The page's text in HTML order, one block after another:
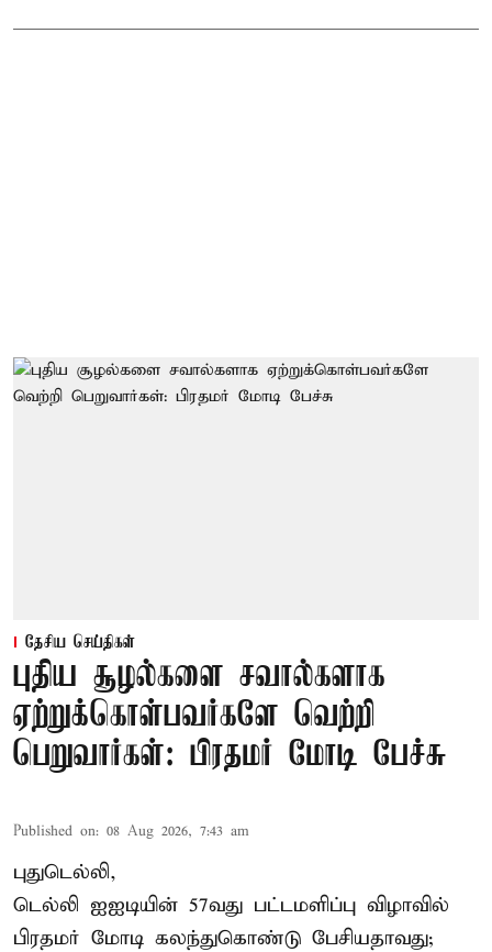
தேசிய செய்திகள்
புதிய சூழல்களை சவால்களாக
ஏற்றுக்கொள்பவர்களே வெற்றி
பெறுவார்கள்: பிரதமர் மோடி பேச்சு
Published on: 08 Aug 2026, 7:43 am
புதுடெல்லி,
டெல்லி ஐஐடியின் 57வது பட்டமளிப்பு விழாவில்
பிரதமர் மோடி கலந்துகொண்டு பேசியதாவது;